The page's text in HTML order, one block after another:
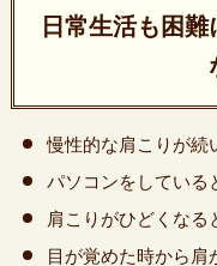
日常生活も困
慢性的な肩こりが続
パソコンをしている
肩こりがひどくなる
目が覚めた時から肩